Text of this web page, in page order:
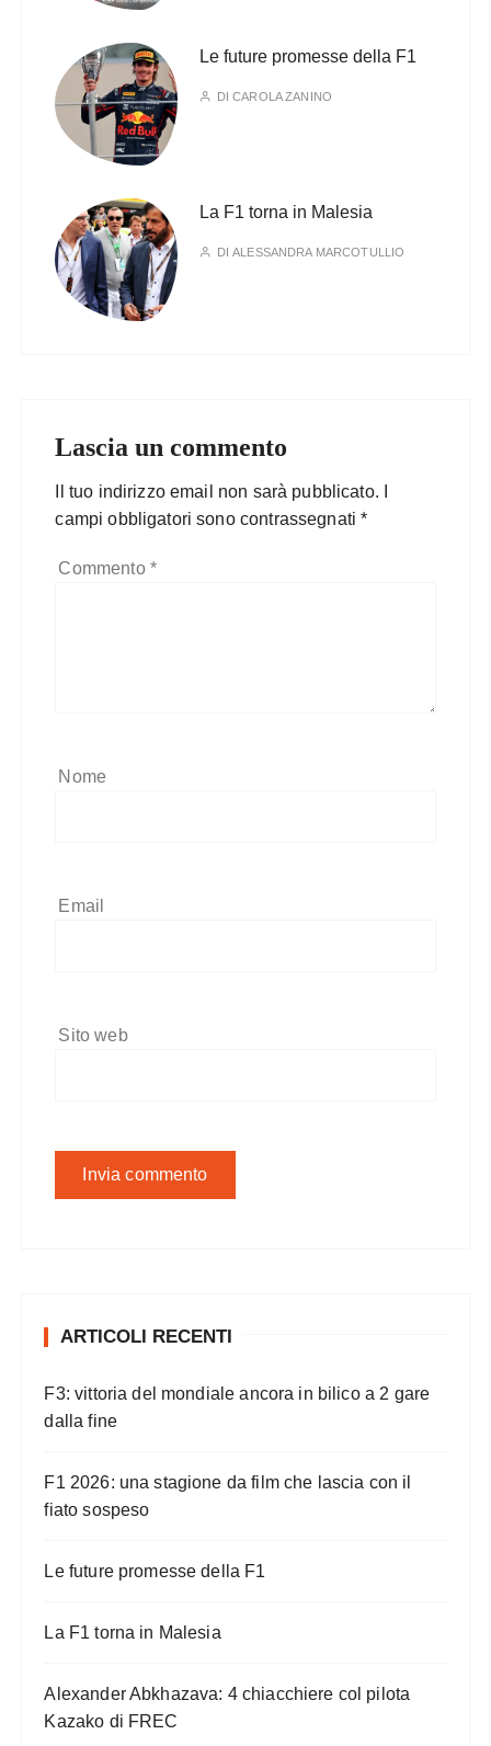
Le future promesse della F1
DICAROLA ZANINO
La F1 torna in Malesia
DIALESSANDRA MARCOTULLIO
Lascia un commento
Il tuo indirizzo email non sarà pubblicato.
campi obbligatori sono contrassegnati*
Commento *
Nome
Email
Sito web
ARTICOLI RECENTI
F3: vittoria del mondiale ancora in bilico a 2 gare
dalla fine
F1 2026: una stagione da film che lascia con il
fiato sospeso
Le future promesse della F1
La F1 torna in Malesia
Alexander Abkhazava: 4 chiacchiere col pilota
Kazako di FREC